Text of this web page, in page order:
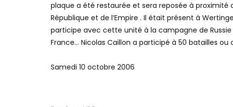
plaque a été restaurée et sera reposée à proximité
République et de l’Empire . Il était présent à
participe avec cette unité à la campagne de Russie
France… Nicolas Caillon a participé à 50 batailles ou
Samedi 10 octobre 2006